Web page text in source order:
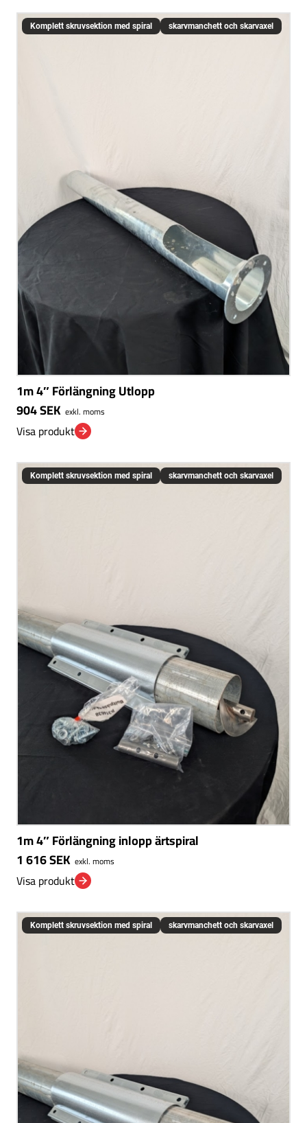
Komplett skruvsektion med spiral skarvmanchett och skarvaxel
1m 4″ Förlängning Utlopp
904SEK exkl. moms
Visa produkt
Komplett skruvsektion med spiral skarvmanchett och skarvaxel
1m 4″ Förlängning inlopp ärtspiral
1 616SEK exkl. moms
Visa produkt
Komplett skruvsektion med spiral skarvmanchett och skarvaxel